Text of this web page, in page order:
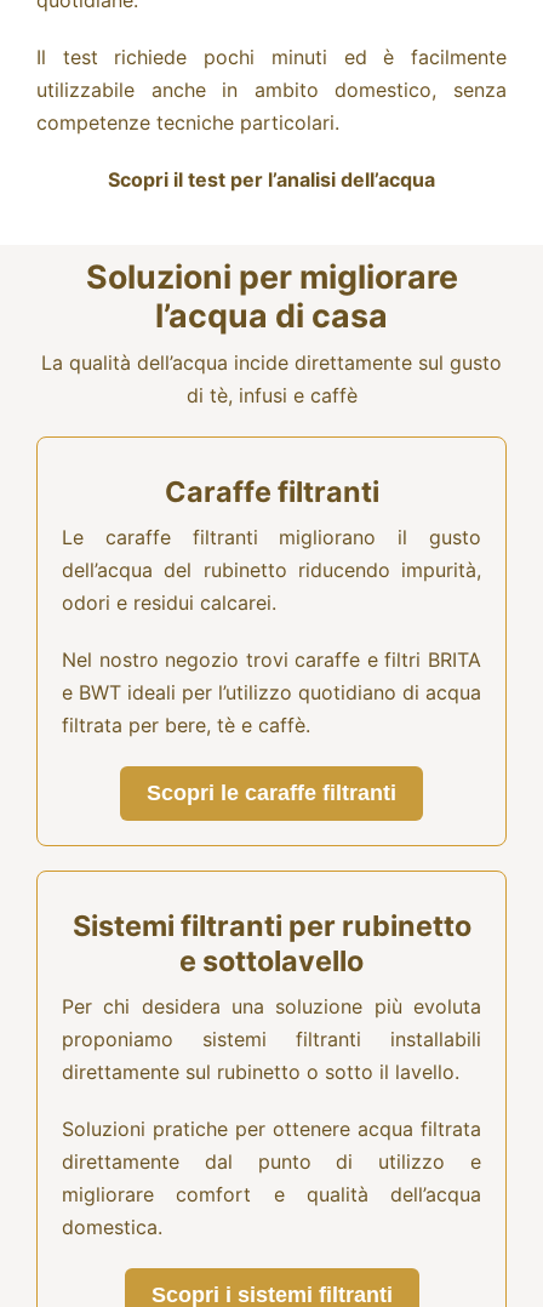
Il test richiede pochi minuti ed è facilmente
utilizzabile anche in ambito domestico, senza
competenze tecniche particolari.
Scopri il test per l’analisi dell’acqua
Soluzioni per migliorare
l’acqua di casa
La qualità dell’acqua incide direttamente sul gusto
di tè, infusi e caffè
Caraffe filtranti
Le caraffe filtranti migliorano il gusto
dell’acqua del rubinetto riducendo impurità,
odori e residui calcarei.
Nel nostro negozio trovi caraffe e filtri BRITA
e BWT ideali per l’utilizzo quotidiano di acqua
filtrata per bere, tè e caffè.
Scopri le caraffe filtranti
Sistemi filtranti per rubinetto
e sottolavello
Per chi desidera una soluzione più evoluta
proponiamo sistemi filtranti installabili
direttamente sul rubinetto o sotto il lavello.
Soluzioni pratiche per ottenere acqua filtrata
direttamente dal punto di utilizzo e
migliorare comfort e qualità dell’acqua
domestica.
Scopri i sistemi filtranti